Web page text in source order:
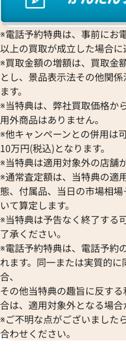
27日時点の参考買取価格で
ェア LUP28SG
格
日時点の参考買取価格です
※電話予約特典は、事前にお
以上の買取が成立した場合に
※買取金額の増額は、買取金
とし、景品表示法その他関
ます。
※当特典は、弊社買取価格か
用外商品はありません。
※他キャンペーンとの併用は
10万円(税込)となります。
※当特典は適用対象外の店舗
※通常査定額は、当特典の適
態、付属品、当日の市場相
いて算定します。
※当特典は予告なく終了する
了承ください。
※電話予約特典は、電話予約
れます。同一または実質的
合、
その他当特典の趣旨に反す
合は、適用対象外となる場合
※ご不明な点がございました
合わせください。